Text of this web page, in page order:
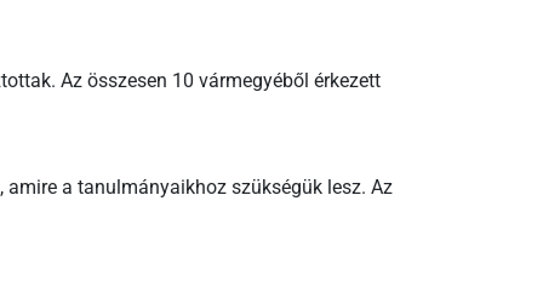
Az összesen 10 vármegyéből érkezett
a tanulmányaikhoz szükségük lesz. Az